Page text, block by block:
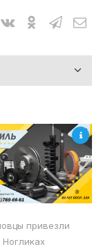
привезли